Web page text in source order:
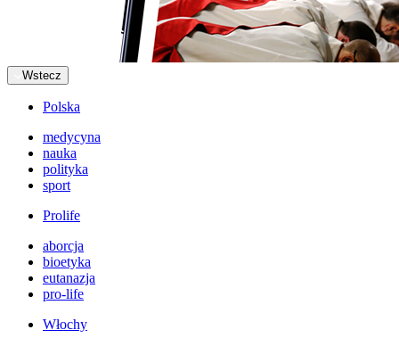
Wstecz
Polska
medycyna
nauka
polityka
sport
Prolife
aborcja
bioetyka
eutanazja
pro-life
Włochy